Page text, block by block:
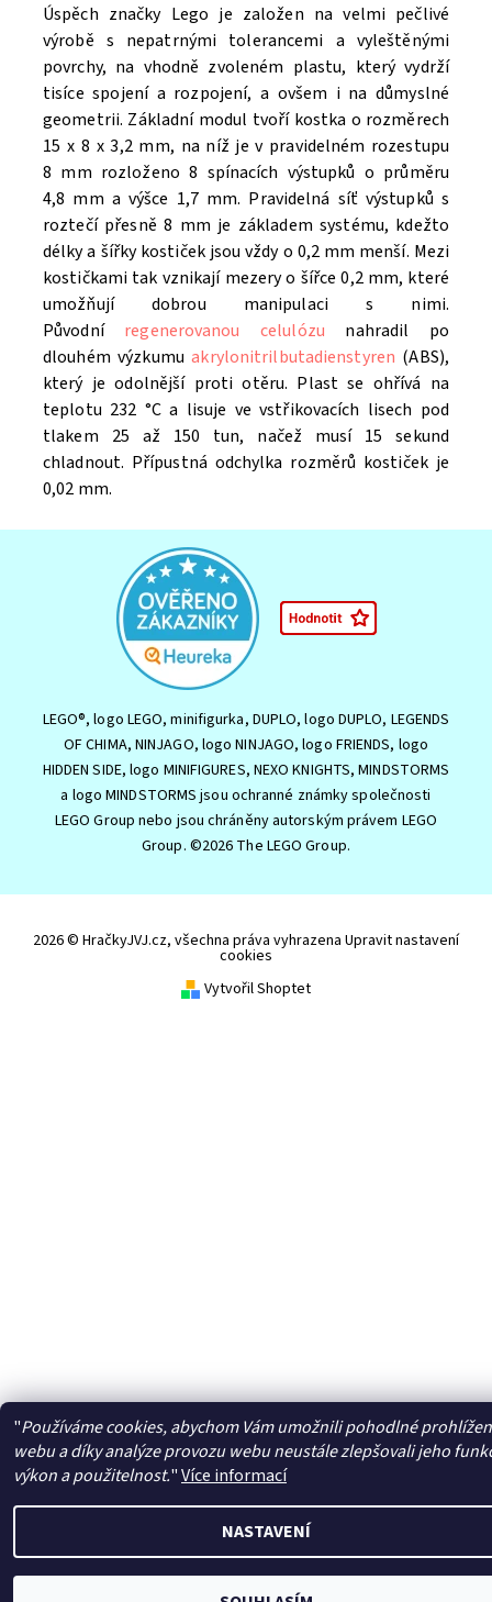
Úspěch značky Lego je založen na velmi pečlivé
výrobě s nepatrnými tolerancemi a vyleštěnými
povrchy, na vhodně zvoleném plastu, který vydrží
tisíce spojení a rozpojení, a ovšem i na důmyslné
geometrii. Základní modul tvoří kostka o rozměrech
15 x 8 x 3,2 mm, na níž je v pravidelném rozestupu
8 mm rozloženo 8 spínacích výstupků o průměru
4,8 mm a výšce 1,7 mm. Pravidelná síť výstupků s
roztečí přesně 8 mm je základem systému, kdežto
délky a šířky kostiček jsou vždy o 0,2 mm menší. Mezi
kostičkami tak vznikají mezery o šířce 0,2 mm, které
umožňují dobrou manipulaci s nimi.
Původní regenerovanou celulózu nahradil po
dlouhém výzkumuakrylonitrilbutadienstyren (ABS),
který je odolnější proti otěru. Plast se ohřívá na
teplotu 232 °C a lisuje ve vstřikovacích lisech pod
tlakem 25 až 150 tun, načež musí 15 sekund
chladnout. Přípustná odchylka rozměrů kostiček je
0,02 mm.
LEGO®, logo LEGO, minifigurka, DUPLO, logo DUPLO, LEGENDS
OF CHIMA, NINJAGO, logo NINJAGO, logo FRIENDS, logo
HIDDEN SIDE, logo MINIFIGURES, NEXO KNIGHTS, MINDSTORMS
a logo MINDSTORMS jsou ochranné známky společnosti
LEGO Group nebo jsou chráněny autorským právem LEGO
Group. ©2026 The LEGO Group.
2026 © HračkyJVJ.cz, všechna práva vyhrazena Upravit nastavení
cookies
Vytvořil Shoptet
"Používáme cookies, abychom Vám umožnili pohodlné
webu a díky analýze provozu webu neustále zlepšovali jeho
výkon a použitelnost."Více informací
NASTAVENÍ